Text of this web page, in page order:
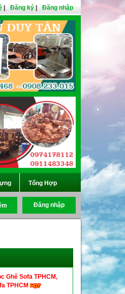
Đăng ký Đăng nhập
Tổng Hợp
Đăng nhập
Ghế Sofa TPHCM,
TPHCM